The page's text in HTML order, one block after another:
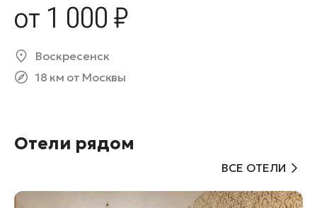
от 1 000 ₽
Воскресенск
18 км от Москвы
Отели рядом
ВСЕ ОТЕЛИ